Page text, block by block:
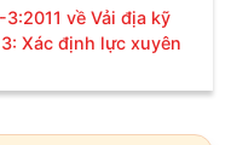
về Vải địa kỹ
Xác định lực xuyên